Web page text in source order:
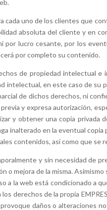
cada uno de los clientes que
absoluta del cliente y en
lucro cesante, por los
por completo su contenido.
de propiedad intelectual e
intelectual, en este caso de su
de dichos derechos, ni
y expresa autorización,
y obtener una copia
inalterado en la eventual
contenidos, así como que
y sin necesidad de
o mejora de la misma.
a la web está condicionado
derechos de la propia
daños o alteraciones